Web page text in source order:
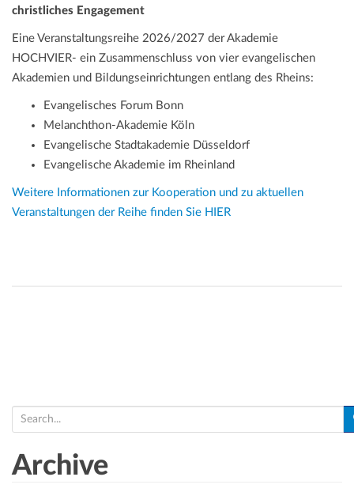
christliches Engagement
Eine Veranstaltungsreihe 2026/2027 der Akademie
HOCHVIER- ein Zusammenschluss von vier evangelischen
Akademien und Bildungseinrichtungen entlang des Rheins:
Evangelisches Forum Bonn
Melanchthon-Akademie Köln
Evangelische Stadtakademie Düsseldorf
Evangelische Akademie im Rheinland
Weitere Informationen zur Kooperation und zu aktuellen
Veranstaltungen der Reihe finden Sie HIER
e
rArchive